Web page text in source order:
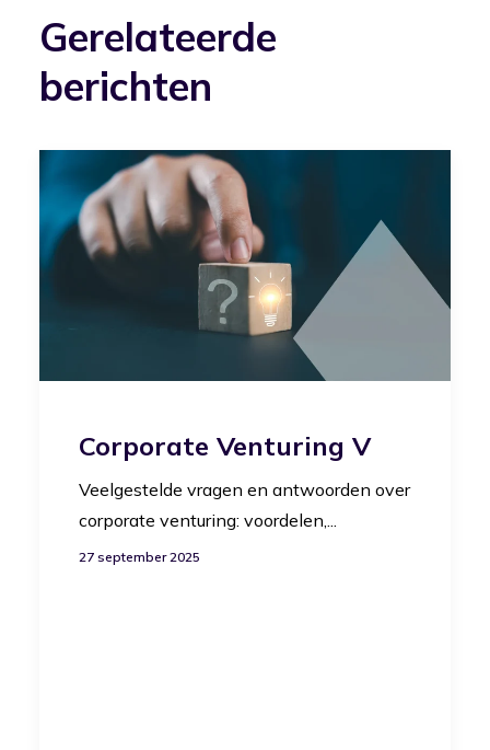
Gerelateerde
berichten
Corporate Venturing V
Veelgestelde vragen en antwoorden over
corporate venturing: voordelen,...
27 september 2025